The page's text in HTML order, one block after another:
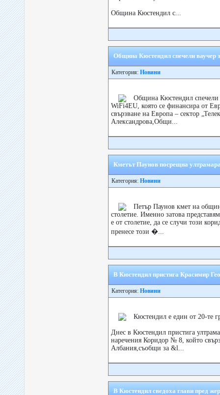
Община Кюстендил с...
Община Кюстендил спечели ваучер
Категория: Новини
Община Кюстендил спечели
WiFi4EU, която се финансира от
свързване на Европа – сектор
Александрова,Общи...
Кметът Паунов посрещна
Категория: Новини
Петър Паунов кмет на
столетие. Именно затова
е от столетие, да се случи този
пренесе този �...
В Кюстендил пристига Красимир
Категория: Новини
Кюстендил е един от 20-те
Днес в Кюстендил пристига
наречения Коридор № 8, който
Албания,съобщи за &l...
В Кюстендил сведоха глави пред